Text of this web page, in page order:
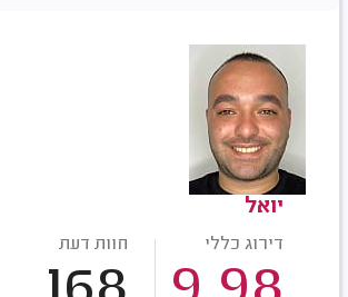
יואל
דירוג כללי חוות דעת